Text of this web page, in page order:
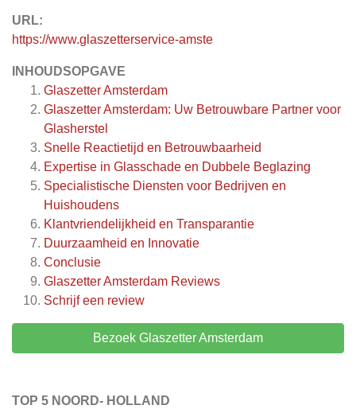
URL:
https://www.glaszetterservice-amste
INHOUDSOPGAVE
Glaszetter Amsterdam
Glaszetter Amsterdam: Uw Betrouwbare Partner voor
Glasherstel
Snelle Reactietijd en Betrouwbaarheid
Expertise in Glasschade en Dubbele Beglazing
Specialistische Diensten voor Bedrijven en
Huishoudens
Klantvriendelijkheid en Transparantie
Duurzaamheid en Innovatie
Conclusie
Glaszetter Amsterdam Reviews
Schrijf een review
Bezoek Glaszetter Amsterdam
TOP 5 NOORD- HOLLAND